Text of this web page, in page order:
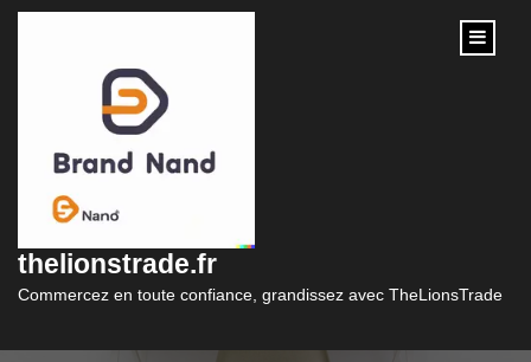
content
thelionstrade.fr
Commercez en toute confiance, grandissez avec TheLionsTrade
Trouvez le Meilleur
Taux pour Votre Prêt
Auto